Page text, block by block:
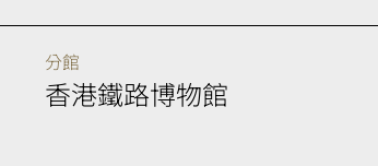
分館
香港鐵路博物館